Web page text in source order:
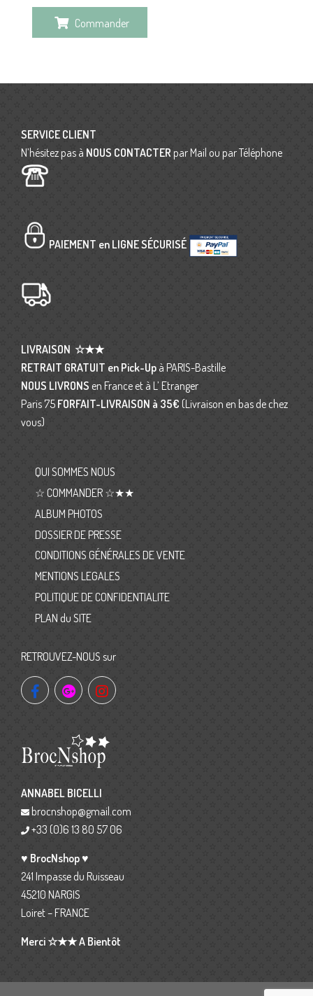
Commander
SERVICE CLIENT
N’hésitez pas à NOUS CONTACTER par Mail ou par Téléphone
PAIEMENT en LIGNE SÉCURISÉ
LIVRAISON ☆★★
RETRAIT GRATUIT en Pick-Up à PARIS-Bastille
NOUS LIVRONS en France et à L’ Etranger
Paris 75 FORFAIT-LIVRAISON à 35€ (Livraison en bas de chez
vous)
QUI SOMMES NOUS
☆ COMMANDER ☆★★
ALBUM PHOTOS
DOSSIER DE PRESSE
CONDITIONS GÉNÉRALES DE VENTE
MENTIONS LEGALES
POLITIQUE DE CONFIDENTIALITE
PLAN du SITE
RETROUVEZ-NOUS sur
ANNABEL BICELLI
brocnshop@gmail.com
+33 (0)6 13 80 57 06
♥ BrocNshop ♥
241 Impasse du Ruisseau
45210 NARGIS
Loiret – FRANCE
Merci ☆★★ A Bientôt